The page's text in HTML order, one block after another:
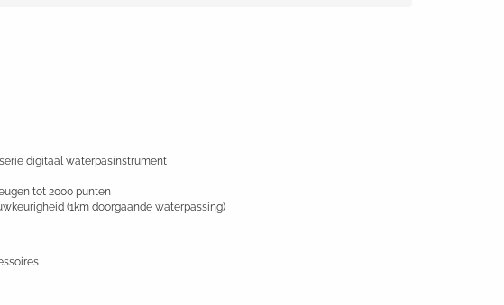
digitaal waterpasinstrument
tot 2000 punten
(1km doorgaande waterpassing)